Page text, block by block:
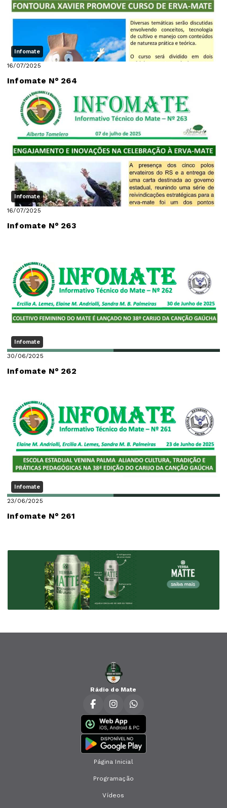
Infomate
16/07/2025
Infomate N° 264
Infomate
16/07/2025
Infomate N° 263
Infomate
30/06/2025
Infomate N° 262
Infomate
23/06/2025
Infomate N° 261
Rádio do Mate
Página Inicial
Programação
Vídeos